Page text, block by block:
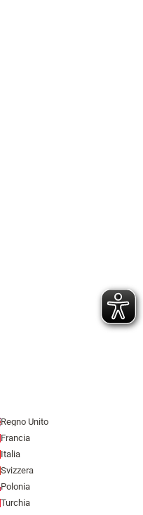
Regno Unito
Francia
Italia
Svizzera
Polonia
Turchia